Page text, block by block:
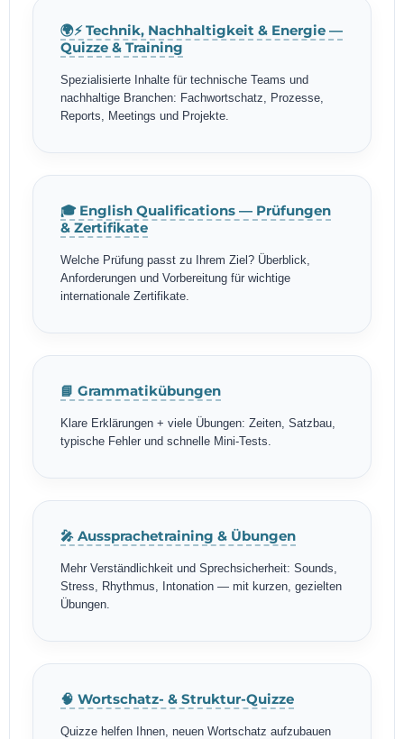
🌍⚡ Technik, Nachhaltigkeit & Energie —
Quizze & Training
Spezialisierte Inhalte für technische Teams und
nachhaltige Branchen: Fachwortschatz, Prozesse,
Reports, Meetings und Projekte.
🎓 English Qualifications — Prüfungen
& Zertifikate
Welche Prüfung passt zu Ihrem Ziel? Überblick,
Anforderungen und Vorbereitung für wichtige
internationale Zertifikate.
📘 Grammatikübungen
Klare Erklärungen + viele Übungen: Zeiten, Satzbau,
typische Fehler und schnelle Mini-Tests.
🎤 Aussprachetraining & Übungen
Mehr Verständlichkeit und Sprechsicherheit: Sounds,
Stress, Rhythmus, Intonation — mit kurzen, gezielten
Übungen.
🧠 Wortschatz- & Struktur-Quizze
Quizze helfen Ihnen, neuen Wortschatz aufzubauen